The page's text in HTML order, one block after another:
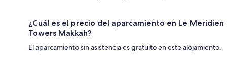
¿Cuál es el precio del aparcamiento en Le Meridien
Towers Makkah?
El aparcamiento sin asistencia es gratuito en este alojamiento.